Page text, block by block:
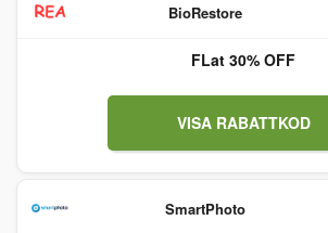
BioRestore
FLat 30% OFF
VISA RABATTKOD
SmartPhoto